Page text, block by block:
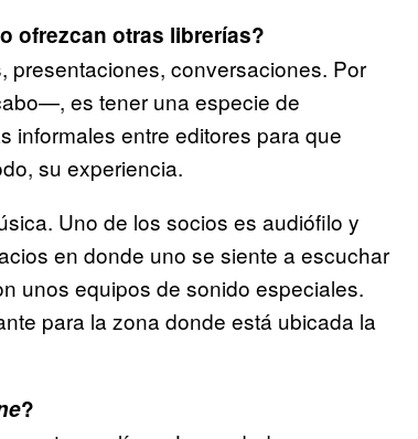
ofrezcan otras librerías?
presentaciones, conversaciones. Por
es tener una especie de
informales entre editores para que
su experiencia.
Uno de los socios es audiófilo y
en donde uno se siente a escuchar
unos equipos de sonido especiales.
para la zona donde está ubicada la
?